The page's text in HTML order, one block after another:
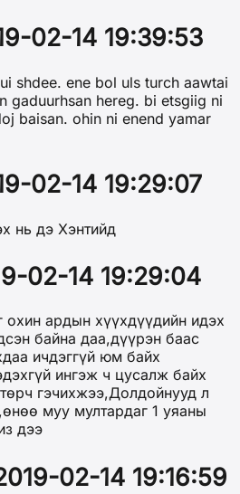
02-14 19:39:53
shdee. ene bol uls turch aawtai
gaduurhsan hereg. bi etsgiig ni
baisan. ohin ni enend yamar
02-14 19:29:07
нь дэ Хэнтийд
02-14 19:29:04
охин ардын хүүхдүүдийн идэх
байна даа,дүүрэн баас
ичдэггүй юм байх
ингэж ч цусалж байх
гэчихжээ,Долдойнууд л
муу мултардаг 1 уяаны
дээ
02-14 19:16:59